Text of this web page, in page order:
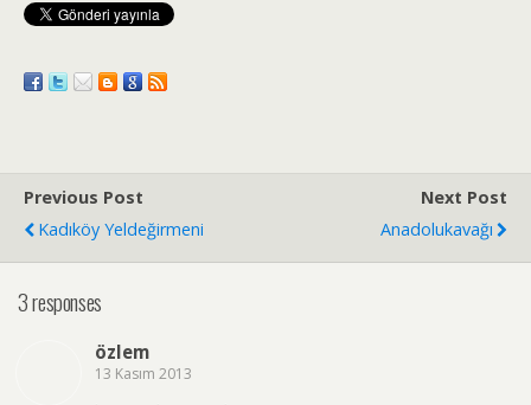
Previous Post
Kadıköy Yeldeğirmeni
Next Post
Anadolukavağı
3 responses
özlem
13 Kasım 2013